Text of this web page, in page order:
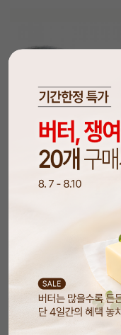
담기
원형베이킹컵(하우스/중/